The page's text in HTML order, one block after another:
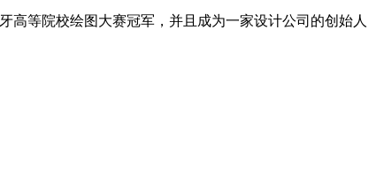
高等院校绘图大赛冠军，并且成为一家设计公司的创始人